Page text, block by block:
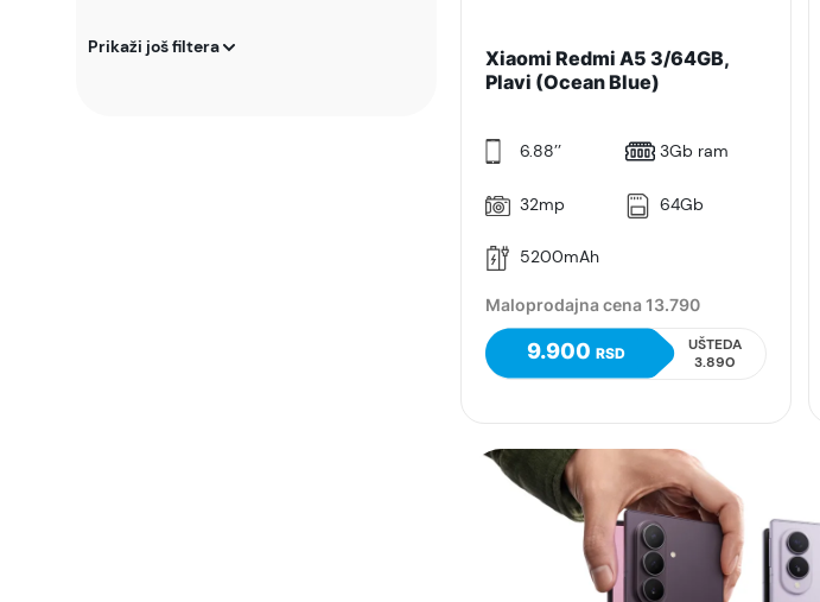
Prikaži još filtera
Xiaomi Redmi A5 3/64GB,
Plavi (Ocean Blue)
6.88’’ 3Gb ram
32mp 64Gb
5200mAh
Maloprodajna cena 13.790
9.900 RSD
UŠTEDA
3.890